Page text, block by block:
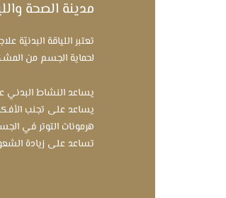
مدينة الصحة
تعتبر اللياقة البدنيّة
لحماية الجسم من
يساعد النشاط البدني
يساعد على تجنب
هرمونات التوتر في
تساعد على زيادة